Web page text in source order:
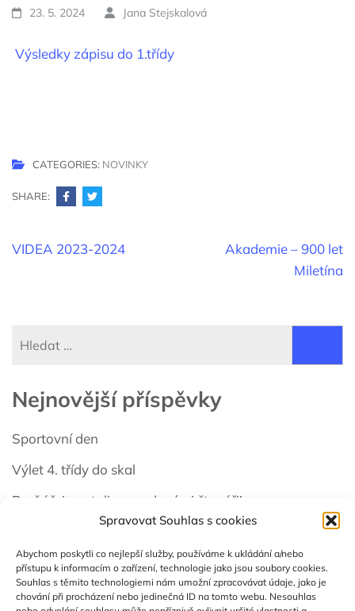
Spravovat Souhlas s cookies
Abychom poskytli co nejlepší služby, používáme k ukládání a/nebo
přístupu k informacím o zařízení, technologie jako jsou soubory cookies.
Souhlas s těmito technologiemi nám umožní zpracovávat údaje, jako je
chování při procházení nebo jedinečná ID na tomto webu. Nesouhlas
23. 5. 2024 Jana Stejskalová
Výsledky zápisu do 1.třídy
CATEGORIES: NOVINKY
SHARE:
Navigace
VIDEA 2023-2024
Akademie – 900 let
Miletína
Nejnovější příspěvky
Sportovní den
Výlet 4. třídy do skal
Prvňáčci se stali opravdovými čtenáři!
Školní výlet 1. třídy – Potštejn
VYČISTI LES